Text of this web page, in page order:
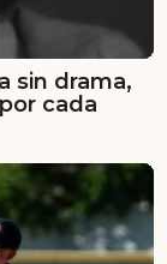
sin drama,
cada